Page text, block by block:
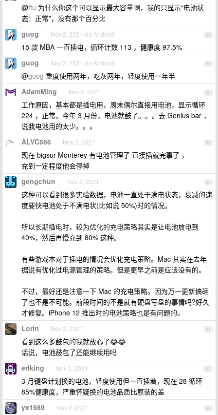
@ftu 为什么你这个可以显示最大容量啊，我的只显示“电池状
态：正常”，没有那个百分比
86
guog Nov 2, 2021 via Android
15 款 MBA 一直插电，循环计数 113 ，健康度 97.5%
87
guog Nov 2, 2021 via Android
@guog 重度使用两年，吃灰两年，轻度使用一年半
88
AdamMing Nov 2, 2021
工作原因，基本都是插电用，周末偶尔直接用电池，显示循环
224 ，正常。今年 3 月份，电池就鼓了。。。去 Genius bar ，
说我电池用的太少。。。
89
ALVC666 Nov 2, 2021
现在 bigsur Monterey 有电池管理了 直接插就完事了 ，
充到一定程度他会停掉
90
gengchun Nov 2, 2021
这种可以看到很多实验数据，电池一直处于满电状态，衰减的速
度要快电池处于不满电状(比如说 50%)时的情况。
所以长期插电时，较为优化的充电策略其实是让电池放电到
40%，然后再慢充到 80% 这种。
有些游戏本对于插电的情况会优化充电策略。Mac 其实在去年
据说有优化过电源管理的策略。但是更早之前是应该没有的。
不过，最好还是注意一下 Mac 的充电策略。因为万一更新搞砸
了也不是不可能。前段时间的不是就有硬盘写盘的事情吗?好久
才修复。iPhone 12 推出时的电池策略也是有问题的。
91
Lorin Nov 2, 2021
看到这么多鼓包的我就放心了😂😂
话说，电池鼓包了还能继续用吗
92
erlking Nov 2, 2021
3 月键盘计划换的电池，轻度使用但一直插着，现在 28 循环
85%健康度，严重怀疑换的电池品质比原装的差
93
yx1989 Nov 2, 2021